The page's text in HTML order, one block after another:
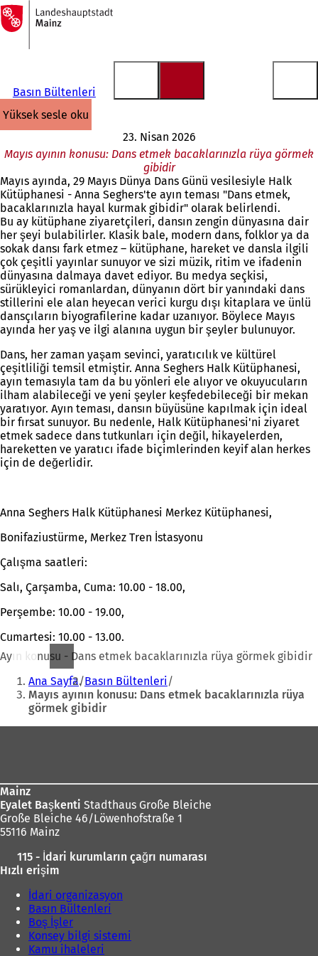
İçeriğe atla
Ana
sayfaya
Basın Bültenleri
yüksek sesle oku
23. Nisan 2026
Mayıs ayının konusu: Dans etmek bacaklarınızla rüya görmek
gibidir
Mayıs ayında, 29 Mayıs Dünya Dans Günü vesilesiyle Halk
Kütüphanesi - Anna Seghers'te ayın teması "Dans etmek,
bacaklarınızla hayal kurmak gibidir" olarak belirlendi.
Bu ay kütüphane ziyaretçileri, dansın zengin dünyasına dair
her şeyi bulabilirler. Klasik bale, modern dans, folklor ya da
sokak dansı fark etmez – kütüphane, hareket ve dansla ilgili
çok çeşitli yayınlar sunuyor ve sizi müzik, ritim ve ifadenin
dünyasına dalmaya davet ediyor. Bu medya seçkisi,
sürükleyici romanlardan, dünyanın dört bir yanındaki dans
stillerini ele alan heyecan verici kurgu dışı kitaplara ve ünlü
dansçıların biyografilerine kadar uzanıyor. Böylece Mayıs
ayında her yaş ve ilgi alanına uygun bir şeyler bulunuyor.
Dans, her zaman yaşam sevinci, yaratıcılık ve kültürel
çeşitliliği temsil etmiştir. Anna Seghers Halk Kütüphanesi,
ayın temasıyla tam da bu yönleri ele alıyor ve okuyucuların
ilham alabileceği ve yeni şeyler keşfedebileceği bir mekan
yaratıyor. Ayın teması, dansın büyüsüne kapılmak için ideal
bir fırsat sunuyor. Bu nedenle, Halk Kütüphanesi'ni ziyaret
etmek sadece dans tutkunları için değil, hikayelerden,
hareketten ve yaratıcı ifade biçimlerinden keyif alan herkes
için de değerlidir.
Anna Seghers Halk Kütüphanesi Merkez Kütüphanesi,
Bonifaziustürme, Merkez Tren İstasyonu
Çalışma saatleri:
Salı, Çarşamba, Cuma: 10.00 - 18.00,
Perşembe: 10.00 - 19.00,
Cumartesi: 10.00 - 13.00.
Ayın konusu - Dans etmek bacaklarınızla rüya görmek gibidir
Buradasınız:
Ana Sayfa Basın Bültenleri
Mayıs ayının konusu: Dans etmek bacaklarınızla rüya
görmek gibidir
Mainz
Eyalet Başkenti Stadthaus Große Bleiche
Große Bleiche 46/Löwenhofstraße 1
55116 Mainz
115 - İdari kurumların çağrı numarası
Hızlı erişim
İdari organizasyon
Basın Bültenleri
Boş İşler
Konsey bilgi sistemi
Kamu ihaleleri